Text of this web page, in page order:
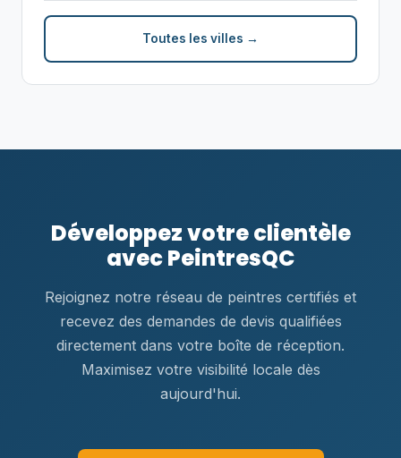
Toutes les villes →
Développez votre clientèle
avec PeintresQC
Rejoignez notre réseau de peintres certifiés et
recevez des demandes de devis qualifiées
directement dans votre boîte de réception.
Maximisez votre visibilité locale dès
aujourd'hui.